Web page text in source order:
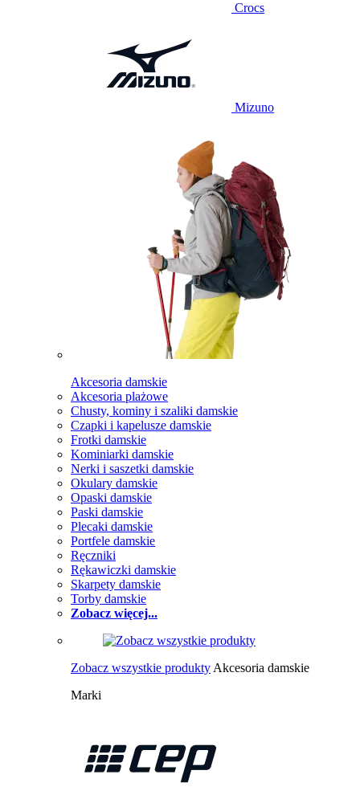
Crocs
Mizuno
Akcesoria damskie
Akcesoria plażowe
Chusty, kominy i szaliki damskie
Czapki i kapelusze damskie
Frotki damskie
Kominiarki damskie
Nerki i saszetki damskie
Okulary damskie
Opaski damskie
Paski damskie
Plecaki damskie
Portfele damskie
Ręczniki
Rękawiczki damskie
Skarpety damskie
Torby damskie
Zobacz więcej...
Zobacz wszystkie produkty Akcesoria damskie
Marki